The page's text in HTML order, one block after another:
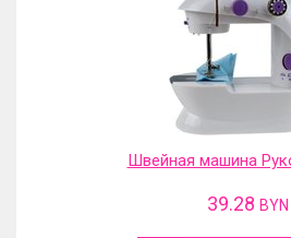
Швейная машина
39.28 BYN